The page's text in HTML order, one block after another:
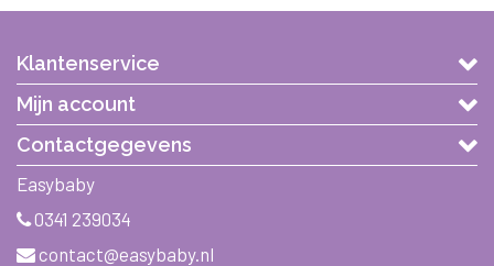
Klantenservice
Mijn account
Contactgegevens
Easybaby
0341 239034
contact@easybaby.nl